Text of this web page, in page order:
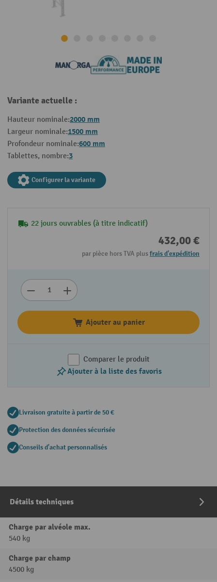
Variante actuelle :
Hauteur nominale:2000 mm
Largeur nominale:1500 mm
Profondeur nominale:600 mm
Tablettes, nombre:3
Configurer la variante
22 jours ouvrables (à titre indicatif)
432,00 €
par pièce hors TVA plusfrais d'expédition
Ajouter au panier
Comparer le produit
Ajouter à la liste des favoris
Livraison gratuite à partir de 50 €
Protection des données sécurisée
Conseils d'achat personnalisés
Détails techniques
Charge par alvéole max.
540 kg
Charge par champ
4500 kg